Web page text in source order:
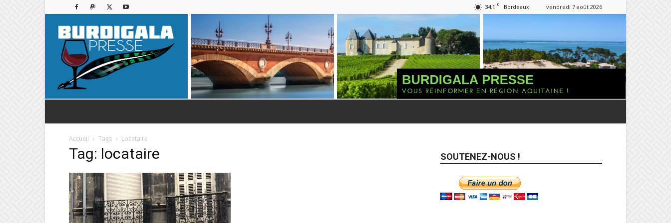
34.1 C Bordeaux vendredi 7 août 2026
Accueil Tags Locataire
Tag: locataire SOUTENEZ-NOUS !